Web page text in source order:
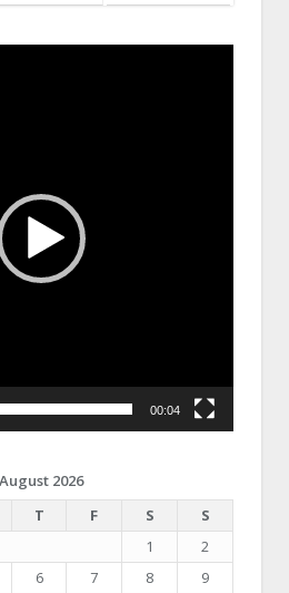
00:04
August 2026
T F S
S
1
2
6 7 8
9